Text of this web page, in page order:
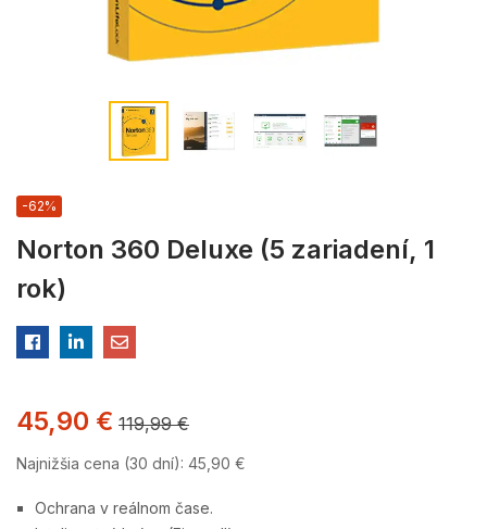
Norton 360 Deluxe (5 zariadení, 1
rok)
-62%
45,90 € 119,99€
Najnižšia cena (30 dní): 45,90 €
Ochrana v reálnom čase.